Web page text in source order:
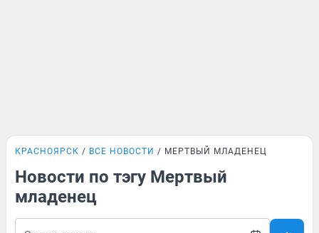
КРАСНОЯРСК ВСЕ НОВОСТИ МЕРТВЫЙ МЛАДЕНЕЦ
Новости по тэгу Мертвый
младенец